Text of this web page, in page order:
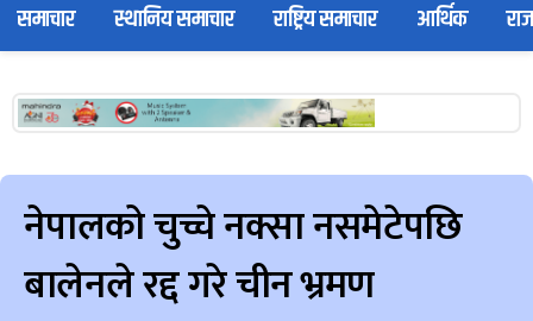
समाचार स्थानिय समाचार राष्ट्रिय समाचार आर्थिक
नेपालको चुच्चे नक्सा नसमेटेपछि
बालेनले रद्द गरे चीन भ्रमण